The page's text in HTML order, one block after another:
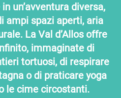
un’avventura diversa,
ampi spazi aperti, aria
La Val d’Allos offre
immaginate di
tortuosi, di respirare
o di praticare yoga
le cime circostanti.